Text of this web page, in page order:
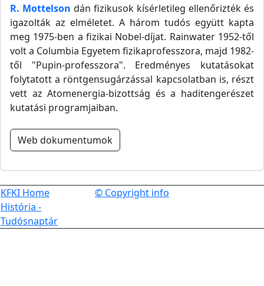
R. Mottelson dán fizikusok kísérletileg ellenőrizték és
igazolták az elméletet. A három tudós együtt kapta
meg 1975-ben a fizikai Nobel-díjat. Rainwater 1952-től
volt a Columbia Egyetem fizikaprofesszora, majd 1982-
től "Pupin-professzora". Eredményes kutatásokat
folytatott a röntgensugárzással kapcsolatban is, részt
vett az Atomenergia-bizottság és a haditengerészet
kutatási programjaiban.
Web dokumentumok
KFKI Home
História -
Tudósnaptár
© Copyright info